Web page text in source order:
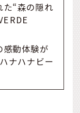
た“森の隠れ
感動体験が
ナハナビー